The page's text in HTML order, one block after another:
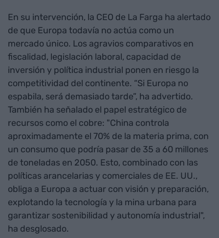
En su intervención, la CEO de La Farga ha alertado
de que Europa todavía no actúa como un
mercado único. Los agravios comparativos en
fiscalidad, legislación laboral, capacidad de
inversión y política industrial ponen en riesgo la
competitividad del continente. “Si Europa no
espabila, será demasiado tarde”, ha advertido.
También ha señalado el papel estratégico de
recursos como el cobre: "China controla
aproximadamente el 70% de la materia prima, con
un consumo que podría pasar de 35 a 60 millones
de toneladas en 2050. Esto, combinado con las
políticas arancelarias y comerciales de EE. UU.,
obliga a Europa a actuar con visión y preparación,
explotando la tecnología y la mina urbana para
garantizar sostenibilidad y autonomía industrial",
ha desglosado.